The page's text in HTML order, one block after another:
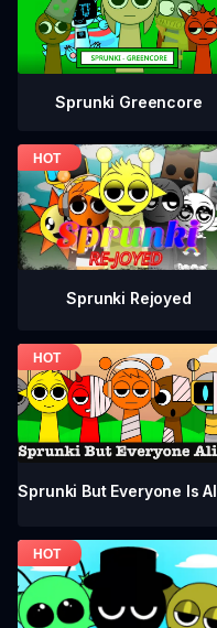
Sprunki Greencore
Sprunki Rejoyed
Sprunki But Everyone Is